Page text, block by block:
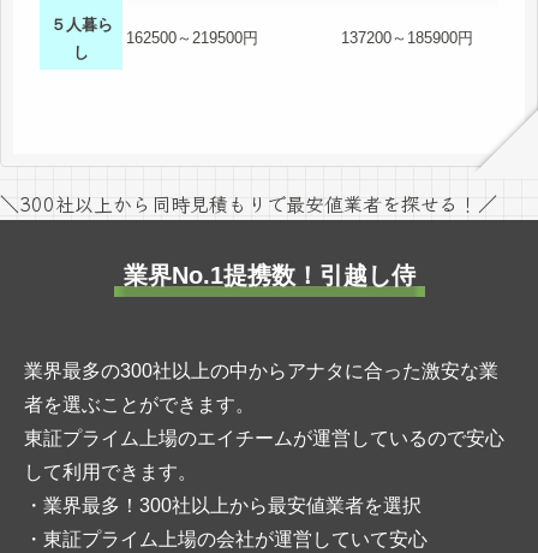
５人暮ら
し
162500～219500円 137200～185900円
＼300社以上から同時見積もりで最安値業者を探せる！／
業界No.1提携数！引越し侍
業界最多の300社以上の中からアナタに合った激安な業
者を選ぶことができます。
東証プライム上場のエイチームが運営しているので安心
して利用できます。
・業界最多！300社以上から最安値業者を選択
・東証プライム上場の会社が運営していて安心